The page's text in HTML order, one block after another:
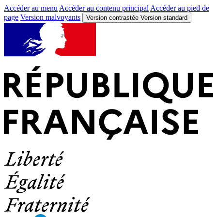
Accéder au menu Accéder au contenu principal Accéder au pied de
page Version malvoyants Version contrastée Version standard